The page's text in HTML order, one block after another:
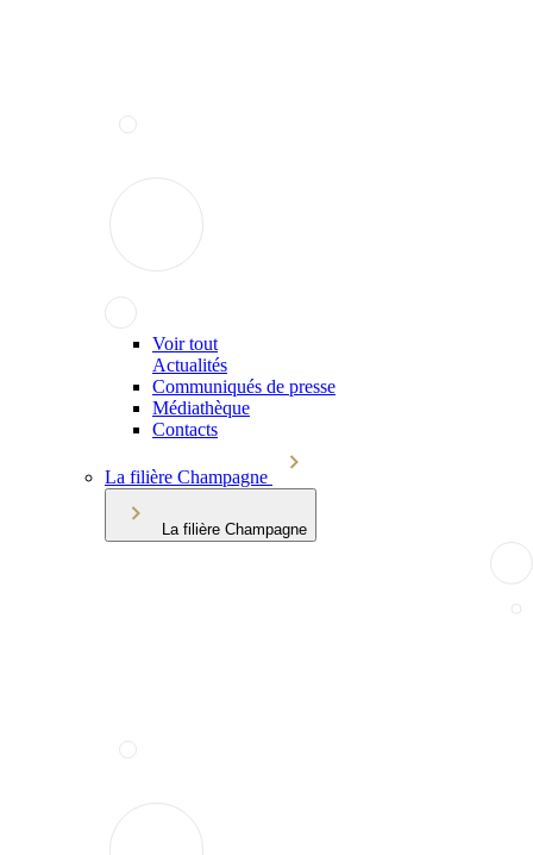
Voir tout
Actualités
Communiqués de presse
Médiathèque
Contacts
La filière Champagne
La filière Champagne